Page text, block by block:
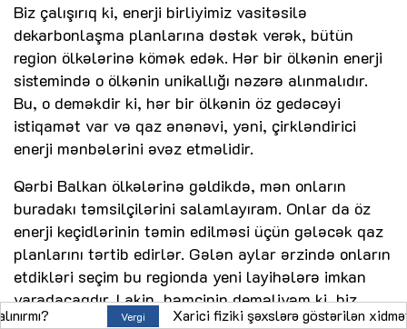
Biz çalışırıq ki, enerji birliyimiz vasitəsilə
dekarbonlaşma planlarına dəstək verək, bütün
region ölkələrinə kömək edək. Hər bir ölkənin enerji
sistemində o ölkənin unikallığı nəzərə alınmalıdır.
Bu, o deməkdir ki, hər bir ölkənin öz gedəcəyi
istiqamət var və qaz ənənəvi, yəni, çirkləndirici
enerji mənbələrini əvəz etməlidir.
Qərbi Balkan ölkələrinə gəldikdə, mən onların
buradakı təmsilçilərini salamlayıram. Onlar da öz
enerji keçidlərinin təmin edilməsi üçün gələcək qaz
planlarını tərtib edirlər. Gələn aylar ərzində onların
etdikləri seçim bu regionda yeni layihələrə imkan
yaradacaqdır. Lakin, həmçinin deməliyəm ki, biz
regiona dəstək verdiyimiz zaman onların seçimləri
Xarici fiziki şəxslərə göstərilən xidmətlərə